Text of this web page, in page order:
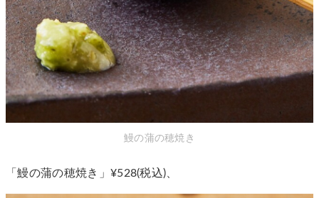
鰻の蒲の穂焼き
「鰻の蒲の穂焼き」¥528(税込)、